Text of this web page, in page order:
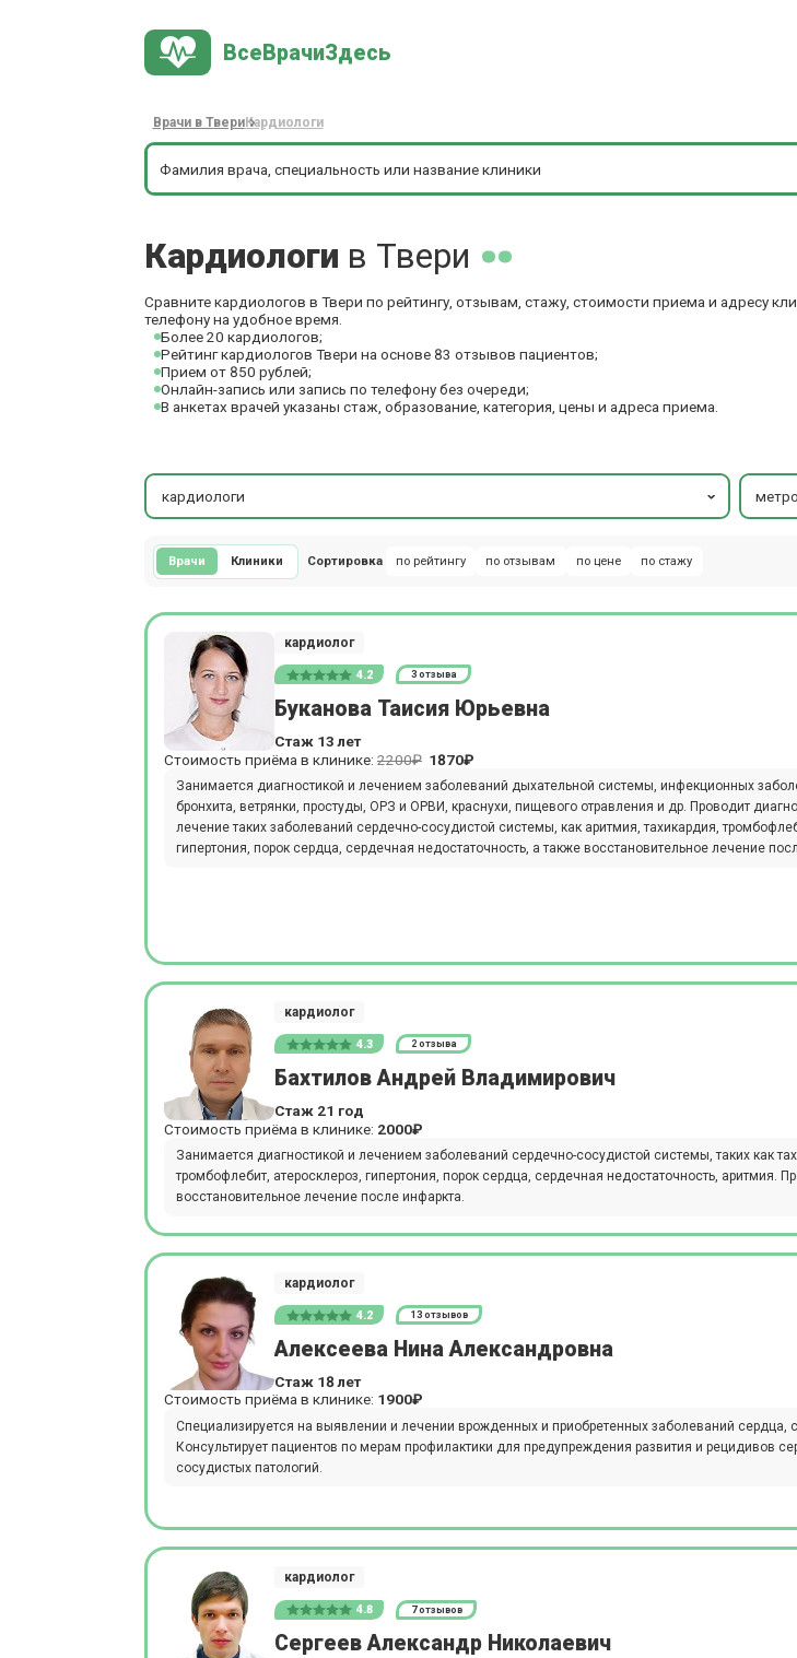
ВсеВрачиЗдесь
Врачи в ТвериКардиологи
Кардиологи в Твери
Сравните кардиологов в Твери по рейтингу, отзывам, стажу, стоимости приема и адресу
телефону на удобное время.
Более 20 кардиологов;
Рейтинг кардиологов Твери на основе 83 отзывов пациентов;
Прием от 850 рублей;
Онлайн-запись или запись по телефону без очереди;
В анкетах врачей указаны стаж, образование, категория, цены и адреса приема.
кардиологи
Врачи Клиники Сортировка по рейтингу по отзывам по цене по стажу
кардиолог
4.2 3 отзыва
Буканова Таисия Юрьевна
Стаж 13 лет
Стоимость приёма в клинике: 2200₽ 1870₽
Занимается диагностикой и лечением заболеваний дыхательной системы, инфекционных
бронхита, ветрянки, простуды, ОРЗ и ОРВИ, краснухи, пищевого отравления и др. Проводит
лечение таких заболеваний сердечно-сосудистой системы, как аритмия, тахикардия,
гипертония, порок сердца, сердечная недостаточность, а также восстановительное лечение
кардиолог
4.3 2 отзыва
Бахтилов Андрей Владимирович
Стаж 21 год
Стоимость приёма в клинике: 2000₽
Занимается диагностикой и лечением заболеваний сердечно-сосудистой системы, таких как
тромбофлебит, атеросклероз, гипертония, порок сердца, сердечная недостаточность, аритмия.
восстановительное лечение после инфаркта.
кардиолог
4.2 13 отзывов
Алексеева Нина Александровна
Стаж 18 лет
Стоимость приёма в клинике: 1900₽
Специализируется на выявлении и лечении врожденных и приобретенных заболеваний сердца,
Консультирует пациентов по мерам профилактики для предупреждения развития и рецидивов
сосудистых патологий.
кардиолог
4.8 7 отзывов
Сергеев Александр Николаевич